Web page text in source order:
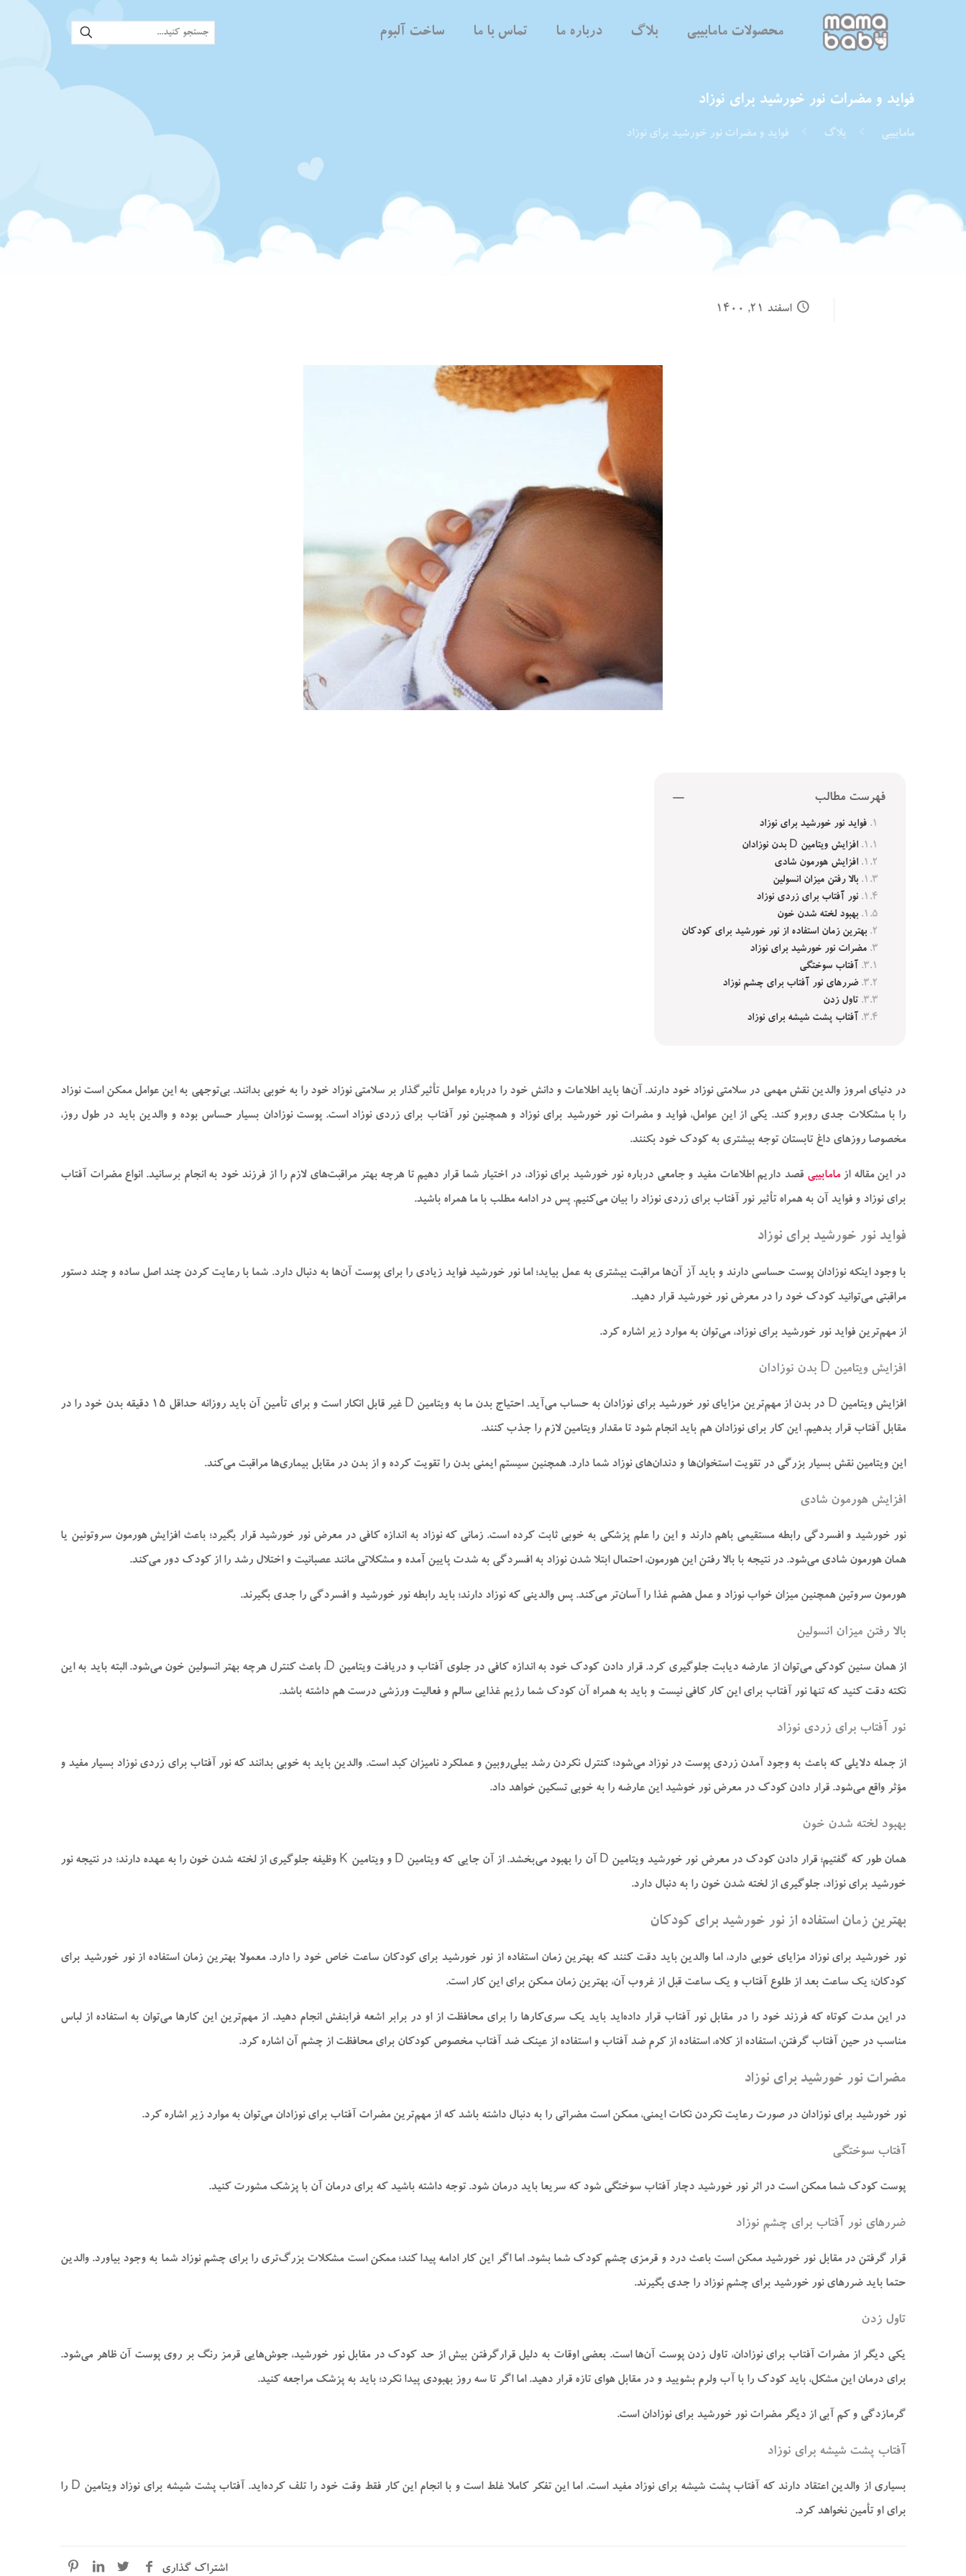
محصولات مامابیبی بلاگ درباره ما تماس با ما ساخت آلبوم
فواید و مضرات نور خورشید برای نوزاد
مامابیبی بلاگ فواید و مضرات نور خورشید برای نوزاد
اسفند ۲۱, ۱۴۰۰
فهرست مطالب
فواید نور خورشید برای نوزاد
افزایش ویتامین D بدن نوزادان
افزایش هورمون شادی
بالا رفتن میزان انسولین
نور آفتاب برای زردی نوزاد
بهبود لخته شدن خون
بهترین زمان استفاده از نور خورشید برای کودکان
مضرات نور خورشید برای نوزاد
آفتاب‌ سوختگی
ضررهای نور آفتاب برای چشم نوزاد
تاول زدن
آفتاب پشت شیشه برای نوزاد
در دنیای امروز والدین نقش مهمی در سلامتی نوزاد خود دارند. آن‌ها باید اطلاعات و دانش خود را درباره عوامل تأثیرگذار بر سلامتی نوزاد خود را به‌ خوبی بدانند. بی‌توجهی به این عوامل ممکن است نوزاد
را با مشکلات جدی روبرو کند. یکی از این عوامل، فواید و مضرات نور خورشید برای نوزاد و همچنین نور آفتاب برای زردی نوزاد است. پوست نوزادان بسیار حساس بوده و والدین باید در طول روز،
مخصوصا روزهای داغ تابستان توجه بیشتری به کودک خود بکنند.
در این مقاله ازمامابیبی قصد داریم اطلاعات مفید و جامعی درباره نور خورشید برای نوزاد، در اختیار شما قرار دهیم تا هرچه بهتر مراقبت‌های لازم را از فرزند خود به انجام برسانید. انواع مضرات آفتاب
برای نوزاد و فواید آن به همراه تأثیر نور آفتاب برای زردی نوزاد را بیان می‌کنیم. پس در ادامه مطلب با ما همراه باشید.
فواید نور خورشید برای نوزاد
با وجود اینکه نوزادان پوست حساسی دارند و باید آز آن‌ها مراقبت بیشتری به عمل بیاید؛ اما نور خورشید فواید زیادی را برای پوست آن‌ها به دنبال دارد. شما با رعایت کردن چند اصل ساده و چند دستور
مراقبتی می‌توانید کودک خود را در معرض نور خورشید قرار دهید.
از مهم‌ترین فواید نور خورشید برای نوزاد، می‌توان به موارد زیر اشاره کرد.
افزایش ویتامین D بدن نوزادان
افزایش ویتامین D در بدن از مهم‌ترین مزایای نور خورشید برای نوزادان به‌ حساب می‌آید. احتیاج بدن ما به ویتامین D غیر قابل‌ انکار است و برای تأمین آن باید روزانه حداقل ۱۵ دقیقه بدن خود را در
مقابل آفتاب قرار بدهیم. این کار برای نوزادان هم باید انجام شود تا مقدار ویتامین لازم را جذب کنند.
این ویتامین نقش بسیار بزرگی در تقویت استخوان‌ها و دندان‌های نوزاد شما دارد. همچنین سیستم ایمنی بدن را تقویت کرده و از بدن در مقابل بیماری‌ها مراقبت می‌کند.
افزایش هورمون شادی
نور خورشید و افسردگی رابطه مستقیمی باهم دارند و این را علم پزشکی به‌ خوبی ثابت کرده است. زمانی که نوزاد به‌ اندازه کافی در معرض نور خورشید قرار بگیرد؛ باعث افزایش هورمون سروتونین یا
همان هورمون شادی می‌شود. در نتیجه با بالا رفتن این هورمون، احتمال ابتلا شدن نوزاد به افسردگی به‌ شدت پایین آمده و مشکلاتی مانند عصبانیت و اختلال رشد را از کودک دور می‌کند.
هورمون سروتین همچنین میزان خواب نوزاد و عمل هضم غذا را آسان‌تر می‌کند. پس والدینی که نوزاد دارند؛ باید رابطه نور خورشید و افسردگی را جدی بگیرند.
بالا رفتن میزان انسولین
از همان سنین کودکی می‌توان از عارضه دیابت جلوگیری کرد. قرار دادن کودک خود به‌ اندازه کافی در جلوی آفتاب و دریافت ویتامین D، باعث کنترل هرچه بهتر انسولین خون می‌شود. البته باید به این
نکته دقت کنید که تنها نور آفتاب برای این کار کافی نیست و باید به همراه آن کودک شما رژیم غذایی سالم و فعالیت ورزشی درست هم داشته باشد.
نور آفتاب برای زردی نوزاد
از جمله دلایلی که باعث به‌ وجود آمدن زردی پوست در نوزاد می‌شود؛ کنترل نکردن رشد بیلی‌روبین و عملکرد نامیزان کبد است. والدین باید به‌ خوبی بدانند که نور آفتاب برای زردی نوزاد بسیار مفید و
مؤثر واقع می‌شود. قرار دادن کودک در معرض نور خوشید این عارضه را به‌ خوبی تسکین خواهد داد.
بهبود لخته شدن خون
همان‌ طور که گفتیم؛ قرار دادن کودک در معرض نور خورشید ویتامین D آن را بهبود می‌بخشد. از آن جایی که ویتامین D و ویتامین K وظیفه جلوگیری از لخته شدن خون را به عهده دارند؛ در نتیجه نور
خورشید برای نوزاد، جلوگیری از لخته شدن خون را به دنبال دارد.
بهترین زمان استفاده از نور خورشید برای کودکان
نور خورشید برای نوزاد مزایای خوبی دارد، اما والدین باید دقت کنند که بهترین زمان استفاده از نور خورشید برای کودکان ساعت خاص خود را دارد. معمولا بهترین زمان استفاده از نور خورشید برای
کودکان؛ یک ساعت بعد از طلوع آفتاب و یک ساعت قبل از غروب آن، بهترین زمان ممکن برای این کار است.
در این مدت کوتاه که فرزند خود را در مقابل نور آفتاب قرار داده‌اید باید یک سری‌کارها را برای محافظت از او در برابر اشعه فرابنفش انجام دهید. از مهم‌ترین این کارها می‌توان به استفاده از لباس
مناسب در حین آفتاب گرفتن، استفاده از کلاه، استفاده از کرم ضد آفتاب و استفاده از عینک ضد آفتاب مخصوص کودکان برای محافظت از چشم آن اشاره کرد.
مضرات نور خورشید برای نوزاد
نور خورشید برای نوزادان در صورت رعایت‌ نکردن نکات ایمنی، ممکن است مضراتی را به دنبال داشته باشد که از مهم‌ترین مضرات آفتاب برای نوزادان می‌توان به موارد زیر اشاره کرد.
آفتاب‌ سوختگی
پوست کودک شما ممکن است در اثر نور خورشید دچار آفتاب‌ سوختگی شود که سریعا باید درمان شود. توجه داشته باشید که برای درمان آن با پزشک مشورت کنید.
ضررهای نور آفتاب برای چشم نوزاد
قرار گرفتن در مقابل نور خورشید ممکن است باعث درد و قرمزی چشم کودک شما بشود. اما اگر این کار ادامه پیدا کند؛ ممکن است مشکلات بزرگ‌تری را برای چشم نوزاد شما به وجود بیاورد. والدین
حتما باید ضررهای نور خورشید برای چشم نوزاد را جدی بگیرند.
تاول زدن
یکی دیگر از مضرات آفتاب برای نوزادان، تاول زدن پوست آن‌ها است. بعضی اوقات به دلیل قرارگرفتن بیش از حد کودک در مقابل نور خورشید، جوش‌هایی قرمز رنگ بر روی پوست آن ظاهر می‌شود.
برای درمان این مشکل، باید کودک را با آب ولرم بشویید و در مقابل هوای تازه قرار دهید. اما اگر تا سه روز بهبودی پیدا نکرد؛ باید به پزشک مراجعه کنید.
گرمازدگی و کم‌ آبی از دیگر مضرات نور خورشید برای نوزادان است.
آفتاب پشت شیشه برای نوزاد
بسیاری از والدین اعتقاد دارند که آفتاب پشت شیشه برای نوزاد مفید است. اما این تفکر کاملا غلط است و با انجام این کار فقط وقت خود را تلف کرده‌اید. آفتاب پشت شیشه برای نوزاد ویتامین D را
برای او تأمین نخواهد کرد.
اشتراک گذاری